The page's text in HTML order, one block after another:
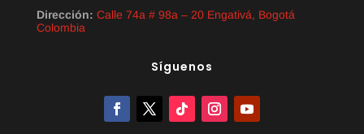
Dirección: Calle 74a # 98a – 20 Engativá, Bogotá
Colombia
Síguenos